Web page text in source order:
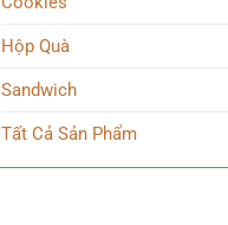
Hộp Quà
Sandwich
Tất Cả Sản Phẩm